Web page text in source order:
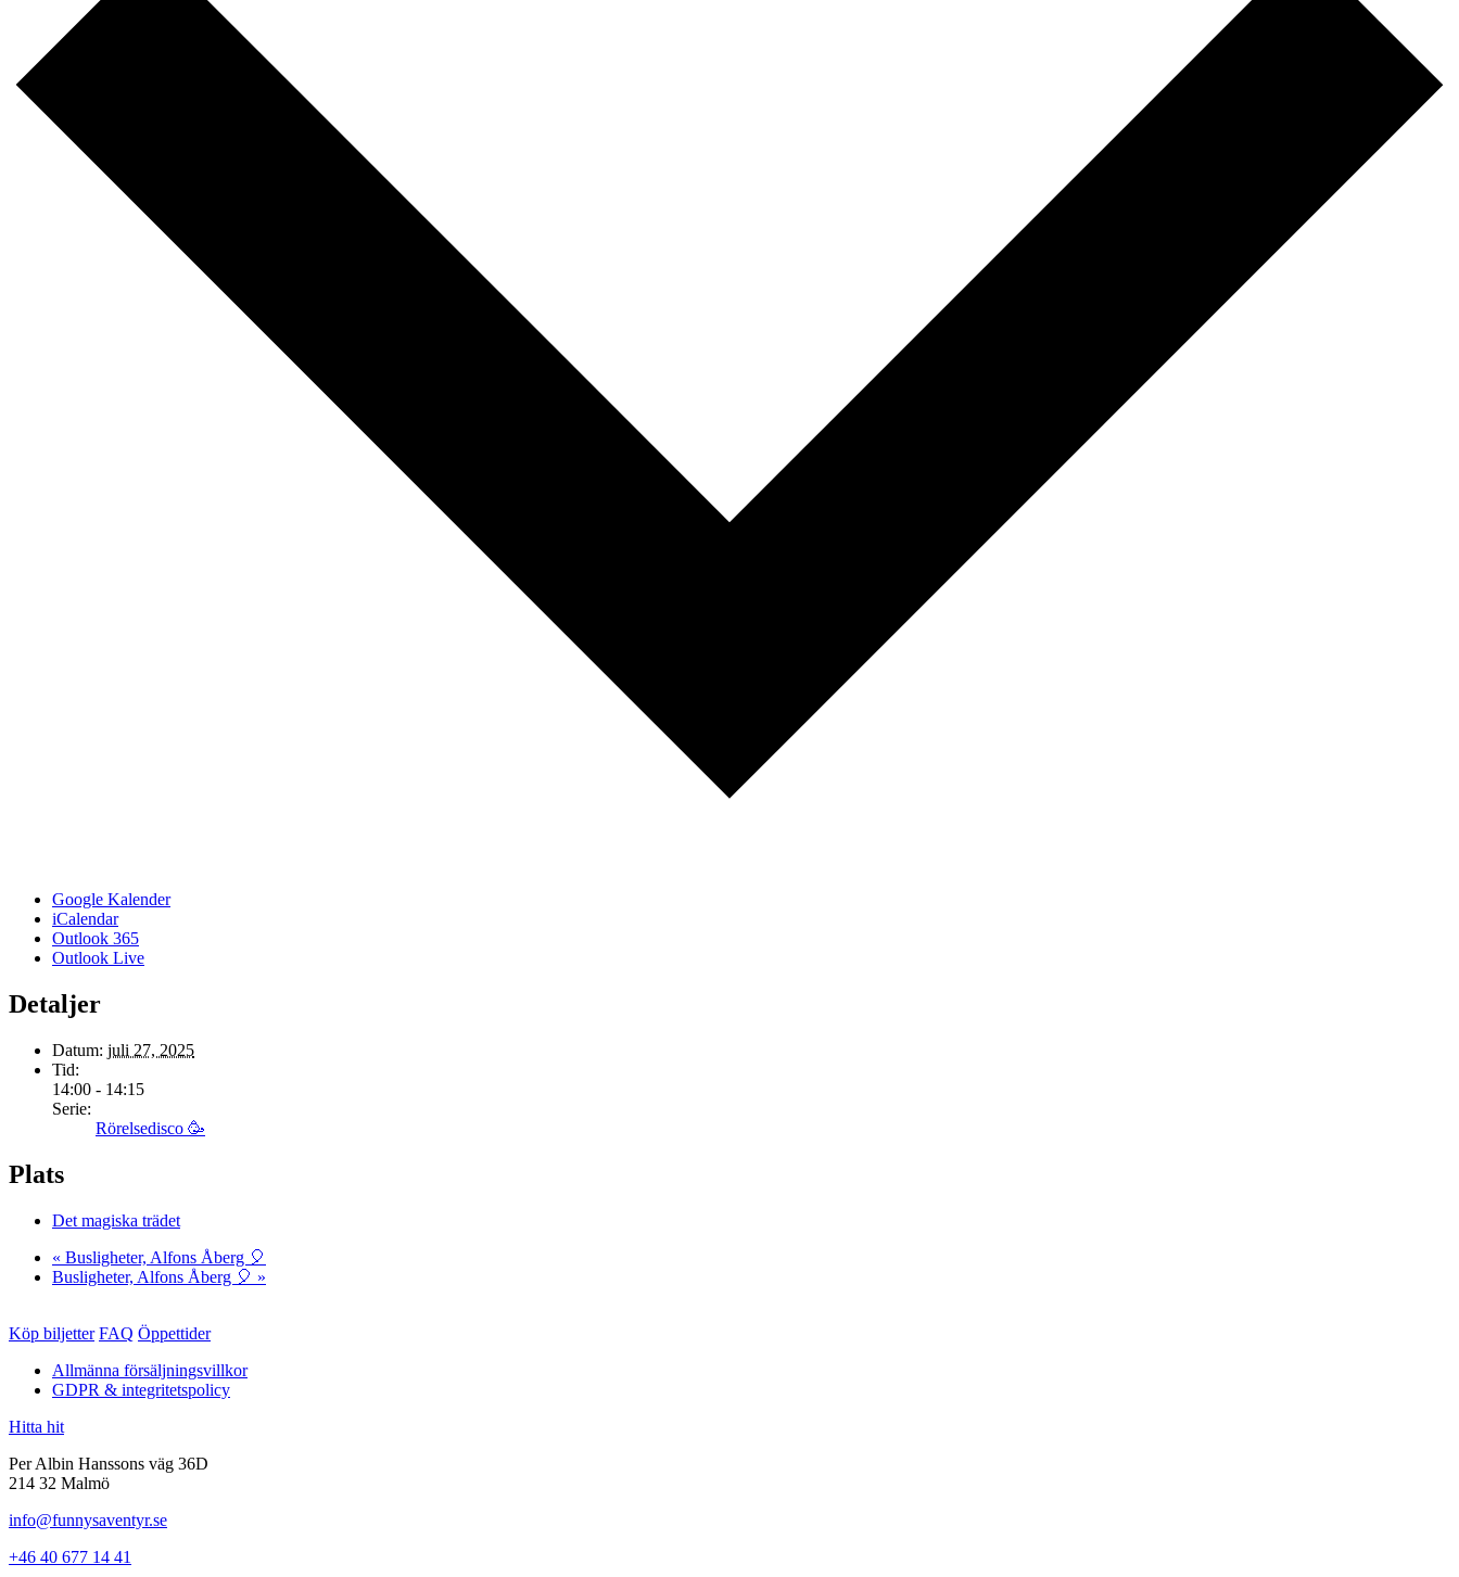
Google Kalender
iCalendar
Outlook 365
Outlook Live
Detaljer
Datum: juli 27, 2025
Tid:
14:00 - 14:15
Serie:
Rörelsedisco 🥳
Plats
Det magiska trädet
« Busligheter, Alfons Åberg 🎈
Busligheter, Alfons Åberg 🎈 »
Köp biljetter FAQ Öppettider
Allmänna försäljningsvillkor
GDPR & integritetspolicy
Hitta hit
Per Albin Hanssons väg 36D
214 32 Malmö
info@funnysaventyr.se
+46 40 677 14 41